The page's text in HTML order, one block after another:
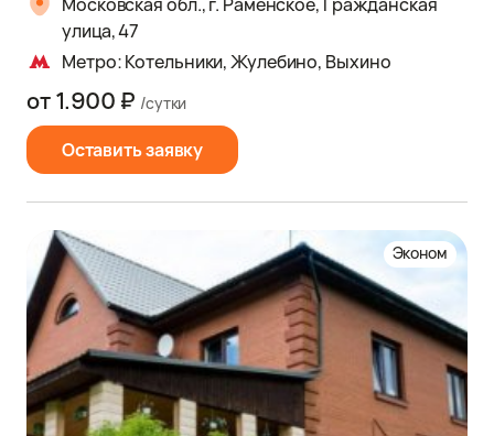
улица, 47
Метро: Котельники, Жулебино, Выхино
Оставить заявку
от 1.900 ₽ /сутки
Эконом